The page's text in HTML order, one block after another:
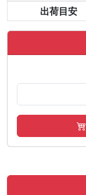
出荷目安